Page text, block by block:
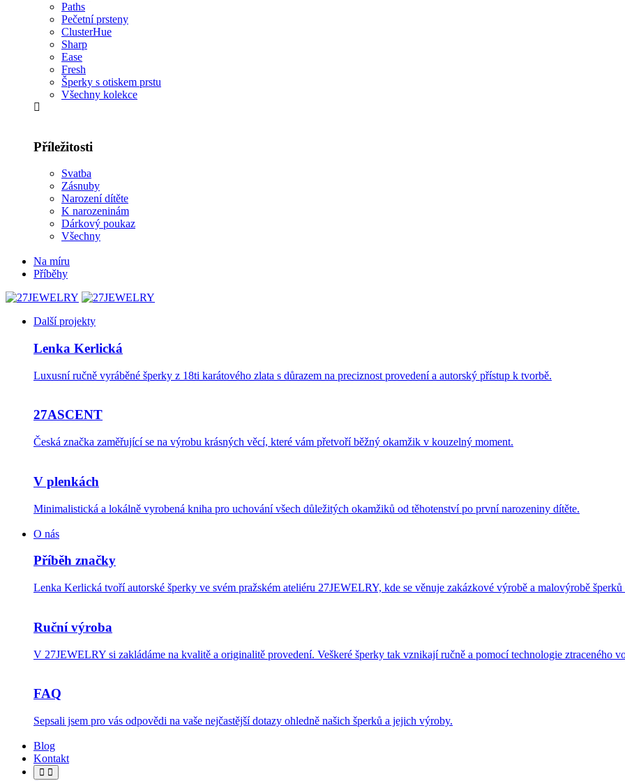
Paths
Pečetní prsteny
ClusterHue
Sharp
Ease
Fresh
Šperky s otiskem prstu
Všechny kolekce
Příležitosti
Svatba
Zásnuby
Narození dítěte
K narozeninám
Dárkový poukaz
Všechny
Na míru
Příběhy
Další projekty
Lenka Kerlická
Luxusní ručně vyráběné šperky z 18ti karátového zlata s důrazem na preciznost provedení a autorský přístup k tvorbě.
27ASCENT
Česká značka zaměřující se na výrobu krásných věcí, které vám přetvoří běžný okamžik v kouzelný moment.
V plenkách
Minimalistická a lokálně vyrobená kniha pro uchování všech důležitých okamžiků od těhotenství po první narozeniny dítěte.
O nás
Příběh značky
Lenka Kerlická tvoří autorské šperky ve svém pražském ateliéru 27JEWELRY, kde se věnuje zakázkové výrobě a malovýrobě
Ruční výroba
V 27JEWELRY si zakládáme na kvalitě a originalitě provedení. Veškeré šperky tak vznikají ručně a pomocí technologie ztraceného
FAQ
Sepsali jsem pro vás odpovědi na vaše nejčastější dotazy ohledně našich šperků a jejich výroby.
Blog
Kontakt